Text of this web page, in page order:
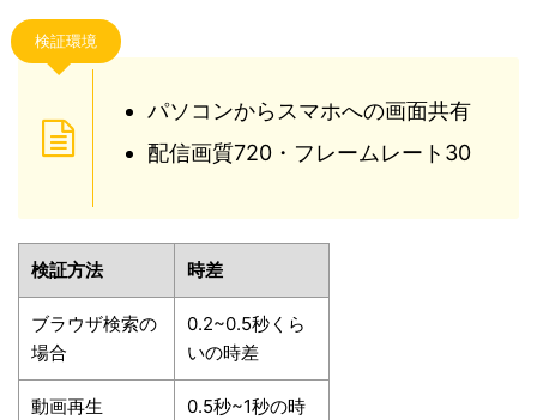
検証環境
パソコンからスマホへの画面共有
配信画質720・フレームレート30
検証方法 時差
ブラウザ検索の
場合
0.2~0.5秒くら
いの時差
動画再生
0.5秒~1秒の時